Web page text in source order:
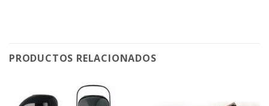
PRODUCTOS RELACIONADOS